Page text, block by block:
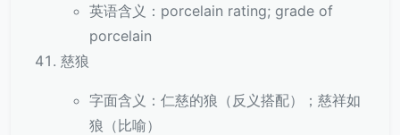
英语含义：porcelain rating; grade of
porcelain
慈狼
字面含义：仁慈的狼（反义搭配）；慈祥如
狼（比喻）